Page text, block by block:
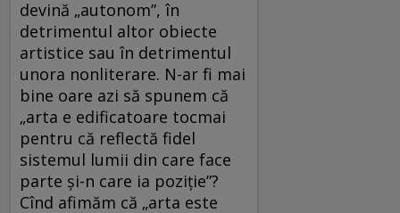
devină „autonom”, în
detrimentul altor obiecte
artistice sau în detrimentul
unora nonliterare. N-ar fi mai
bine oare azi să spunem că
„arta e edificatoare tocmai
pentru că reflectă fidel
sistemul lumii din care face
parte și-n care ia poziție”?
Cînd afimăm că „arta este